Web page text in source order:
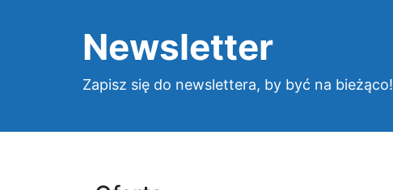
Newsletter
Zapisz się do newslettera, by być na bieżąco!